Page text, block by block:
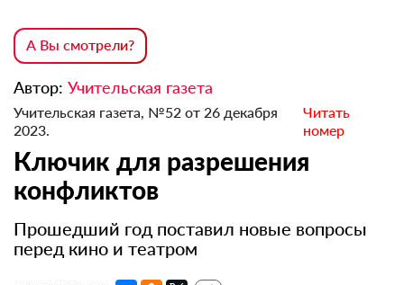
А Вы смотрели?
Автор: Учительская газета
Учительская газета, №52 от 26 декабря
2023.
Читать
номер
Ключик для разрешения
конфликтов
Прошедший год поставил новые вопросы
перед кино и театром